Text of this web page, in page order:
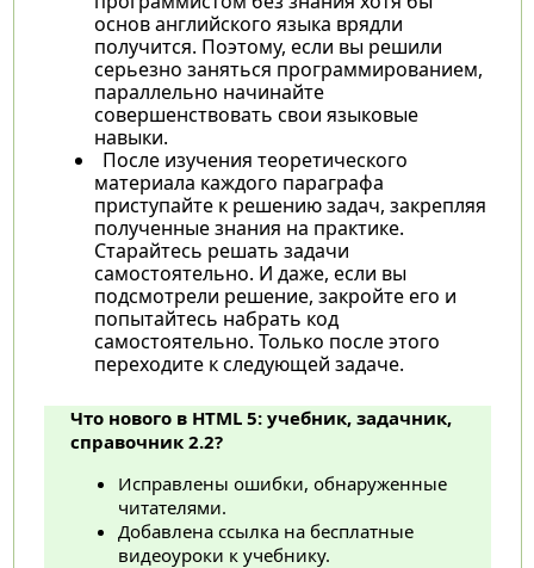
основ английского языка врядли
получится. Поэтому, если вы решили
серьезно заняться программированием,
параллельно начинайте
совершенствовать свои языковые
навыки.
После изучения теоретического
материала каждого параграфа
приступайте к решению задач, закрепляя
полученные знания на практике.
Старайтесь решать задачи
самостоятельно. И даже, если вы
подсмотрели решение, закройте его и
попытайтесь набрать код
самостоятельно. Только после этого
переходите к следующей задаче.
Что нового в HTML 5: учебник, задачник,
справочник 2.2?
Исправлены ошибки, обнаруженные
читателями.
Добавлена ссылка на бесплатные
видеоуроки к учебнику.